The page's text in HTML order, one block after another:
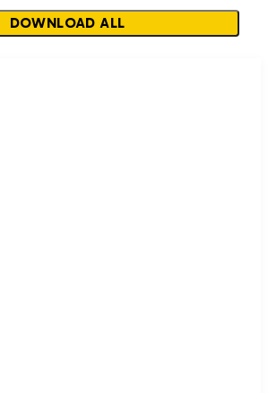
DOWNLOAD ALL